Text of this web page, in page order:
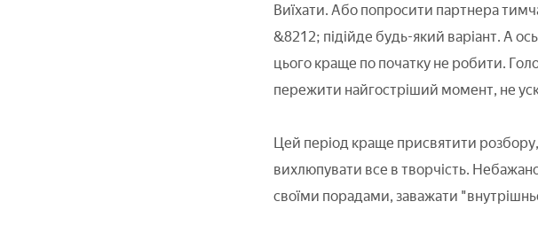
Виїхати. Або попросити партнера
&8212; підійде будь-який варіант. А
цього краще по початку не робити.
пережити найгостріший момент, не
Цей період краще присвятити
вихлюпувати все в творчість.
своїми порадами, заважати